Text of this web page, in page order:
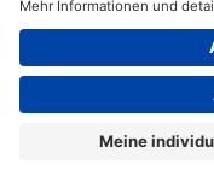
für eine kräftige